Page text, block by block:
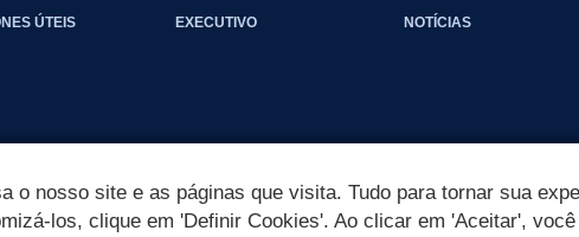
ÚTEIS EXECUTIVO NOTÍCIAS
nosso site e as páginas que visita. Tudo para tornar sua
los, clique em 'Definir Cookies'. Ao clicar em 'Aceitar',